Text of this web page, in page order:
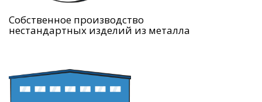
Собственное производство
нестандартных изделий из металла